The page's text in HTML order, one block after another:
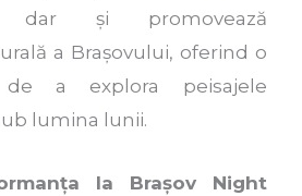
dar și promovează
a Brașovului, oferind o
a explora peisajele
lumina lunii.
la Brașov Night